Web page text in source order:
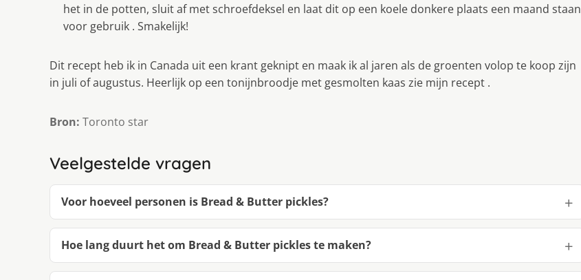
het in de potten, sluit af met schroefdeksel en laat dit op een koele donkere plaats een maand staan
voor gebruik . Smakelijk!
Dit recept heb ik in Canada uit een krant geknipt en maak ik al jaren als de groenten volop te koop zijn
in juli of augustus. Heerlijk op een tonijnbroodje met gesmolten kaas zie mijn recept .
Bron: Toronto star
Veelgestelde vragen
Voor hoeveel personen is Bread & Butter pickles?
Hoe lang duurt het om Bread & Butter pickles te maken?